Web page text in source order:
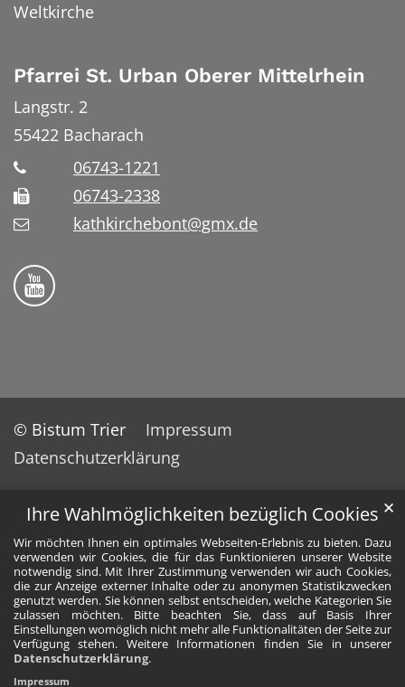
Ihre Wahlmöglichkeiten bezüglich Cookies
Wir möchten Ihnen ein optimales Webseiten-Erlebnis zu bieten. Dazu
verwenden wir Cookies, die für das Funktionieren unserer Website
notwendig sind. Mit Ihrer Zustimmung verwenden wir auch Cookies,
die zur Anzeige externer Inhalte oder zu anonymen Statistikzwecken
genutzt werden. Sie können selbst entscheiden, welche Kategorien Sie
zulassen möchten. Bitte beachten Sie, dass auf Basis Ihrer
Einstellungen womöglich nicht mehr alle Funktionalitäten der Seite zur
Verfügung stehen. Weitere Informationen finden Sie in unserer
Datenschutzerklärung.
✕
Impressum
Weltkirche
Pfarrei St. Urban Oberer Mittelrhein
Langstr. 2
55422 Bacharach
06743-1221
06743-2338
kathkirchebont@gmx.de
Folge uns auf YouTube
© Bistum Trier
Impressum
Datenschutzerklärung